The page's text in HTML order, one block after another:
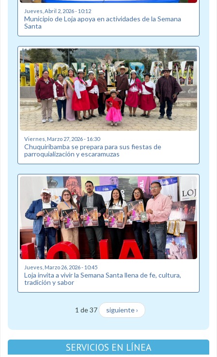
Jueves, Abril 2, 2026 - 10:12
Municipio de Loja apoya en actividades de la Semana
Santa
Viernes, Marzo 27, 2026 - 16:30
Chuquiribamba se prepara para sus fiestas de
parroquialización y escaramuzas
Jueves, Marzo 26, 2026 - 10:45
Loja invita a vivir la Semana Santa llena de fe, cultura,
tradición y sabor
1 de 37 siguiente ›
SERVICIOS EN LÍNEA